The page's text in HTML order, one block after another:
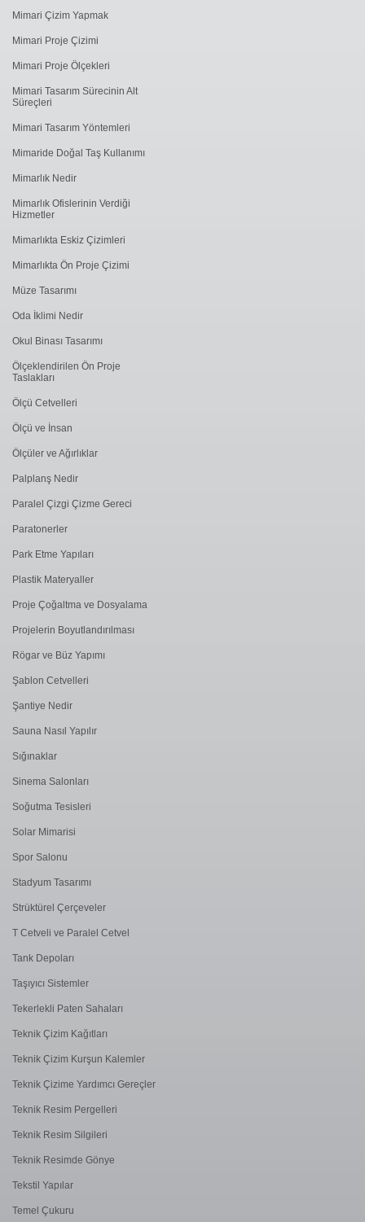
Mimari Çizim Yapmak
Mimari Proje Çizimi
Mimari Proje Ölçekleri
Mimari Tasarım Sürecinin Alt
Süreçleri
Mimari Tasarım Yöntemleri
Mimaride Doğal Taş Kullanımı
Mimarlık Nedir
Mimarlık Ofislerinin Verdiği
Hizmetler
Mimarlıkta Eskiz Çizimleri
Mimarlıkta Ön Proje Çizimi
Müze Tasarımı
Oda İklimi Nedir
Okul Binası Tasarımı
Ölçeklendirilen Ön Proje
Taslakları
Ölçü Cetvelleri
Ölçü ve İnsan
Ölçüler ve Ağırlıklar
Palplanş Nedir
Paralel Çizgi Çizme Gereci
Paratonerler
Park Etme Yapıları
Plastik Materyaller
Proje Çoğaltma ve Dosyalama
Projelerin Boyutlandırılması
Rögar ve Büz Yapımı
Şablon Cetvelleri
Şantiye Nedir
Sauna Nasıl Yapılır
Sığınaklar
Sinema Salonları
Soğutma Tesisleri
Solar Mimarisi
Spor Salonu
Stadyum Tasarımı
Strüktürel Çerçeveler
T Cetveli ve Paralel Cetvel
Tank Depoları
Taşıyıcı Sistemler
Tekerlekli Paten Sahaları
Teknik Çizim Kağıtları
Teknik Çizim Kurşun Kalemler
Teknik Çizime Yardımcı Gereçler
Teknik Resim Pergelleri
Teknik Resim Silgileri
Teknik Resimde Gönye
Tekstil Yapılar
Temel Çukuru